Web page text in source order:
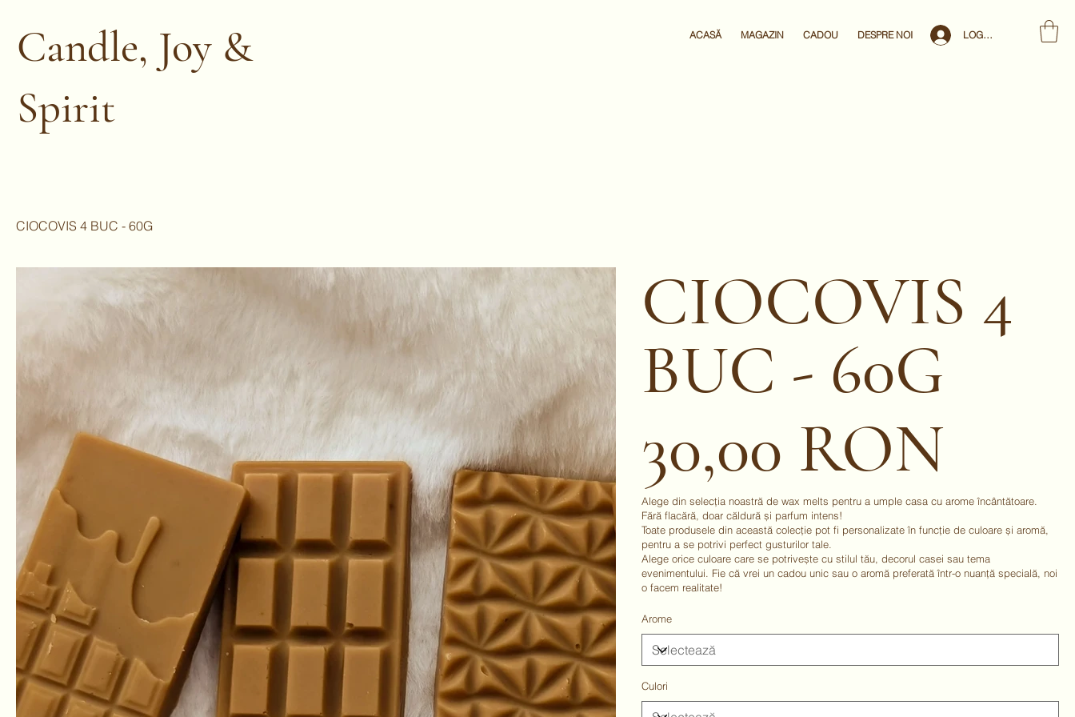
Candle, Joy &
Spirit
ACASĂ MAGAZIN CADOU DESPRE NOI LOG IN
CIOCOVIS 4 BUC - 60G
CIOCOVIS 4
BUC - 60G
30,00 RON
Alege din selecția noastră de wax melts pentru a umple casa cu arome încântătoare.
Fără flacără, doar căldură și parfum intens!
Toate produsele din această colecție pot fi personalizate în funcție de culoare și aromă,
pentru a se potrivi perfect gusturilor tale.
Alege orice culoare care se potrivește cu stilul tău, decorul casei sau tema
evenimentului. Fie că vrei un cadou unic sau o aromă preferată într-o nuanță specială, noi
o facem realitate!
Arome
Culori